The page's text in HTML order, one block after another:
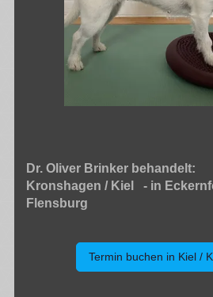
Dr. Oliver Brinker
Kronshagen / Kiel - in
Flensburg
Termin buchen in Kiel /